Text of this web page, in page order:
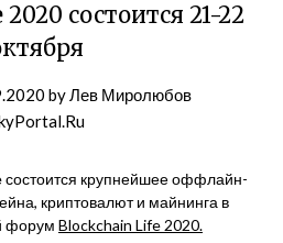
состоится 21-22
byЛев Миролюбов
состоится крупнейшее оффлайн-
криптовалют и майнинга в
форум Blockchain Life 2020.